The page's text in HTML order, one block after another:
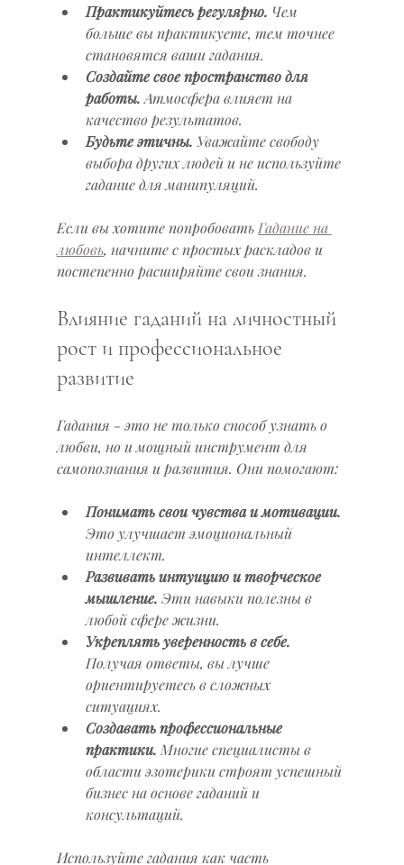
Практикуйтесь регулярно. Чем
больше вы практикуете, тем точнее
становятся ваши гадания.
Создайте свое пространство для
работы. Атмосфера влияет на
качество результатов.
Будьте этичны. Уважайте свободу
выбора других людей и не используйте
гадание для манипуляций.
Если вы хотите попробовать Гадание на
любовь, начните с простых раскладов и
постепенно расширяйте свои знания.
Влияние гаданий на личностный
рост и профессиональное
развитие
Гадания - это не только способ узнать о
любви, но и мощный инструмент для
самопознания и развития. Они помогают:
Понимать свои чувства и мотивации.
Это улучшает эмоциональный
интеллект.
Развивать интуицию и творческое
мышление. Эти навыки полезны в
любой сфере жизни.
Укреплять уверенность в себе.
Получая ответы, вы лучше
ориентируетесь в сложных
ситуациях.
Создавать профессиональные
практики. Многие специалисты в
области эзотерики строят успешный
бизнес на основе гаданий и
консультаций.
Используйте гадания как часть